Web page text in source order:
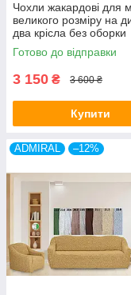
Чохли жакардові для
великого розміру на
два крісла без оборки
натяжні Venera
Готово до відправки
3 150 ₴ 3 600 ₴
Купити
ADMIRAL –12%